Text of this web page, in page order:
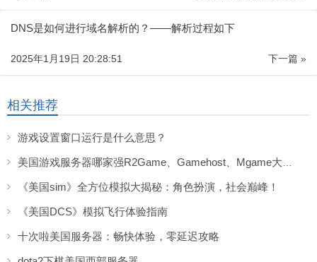
DNS是如何进行域名解析的？——解析过程如下
下一篇 »
2025年1月19日 20:28:51
相关推荐
游戏设置窗口运行是什么意思？
《美国sim》全方位模拟大揭秘：角色扮演，社会巅峰！
《美国DCS》模拟飞行体验指南
十次啦美国服务器：畅快体验，零延迟攻略